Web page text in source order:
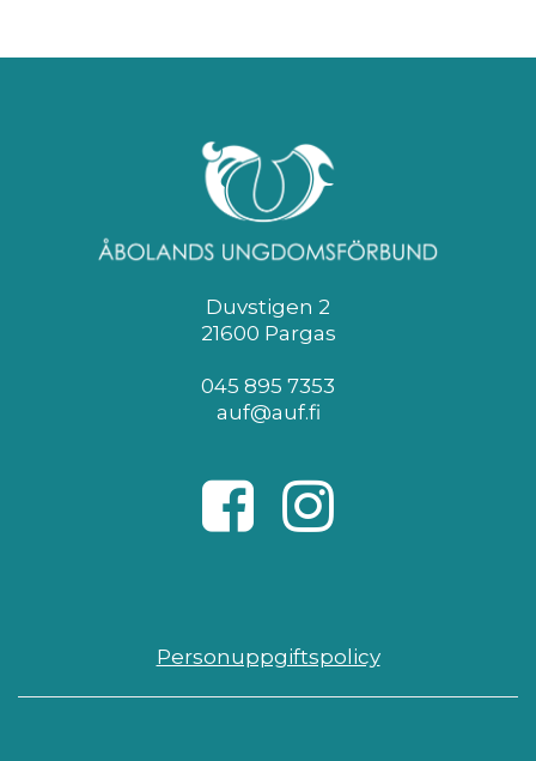
Duvstigen 2
21600 Pargas
045 895 7353
auf@auf.fi
Personuppgiftspolicy